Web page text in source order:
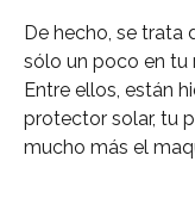
De hecho, se trata
sólo un poco en tu
Entre ellos, están
protector solar, tu
mucho más el